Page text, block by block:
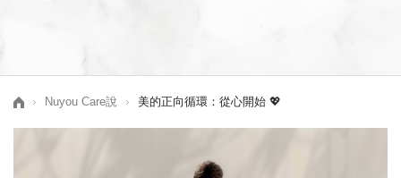
Nuyou Care說 美的正向循環：從心開始 💖